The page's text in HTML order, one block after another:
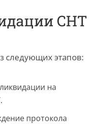
СНТ
следующих этапов:
на
протокола